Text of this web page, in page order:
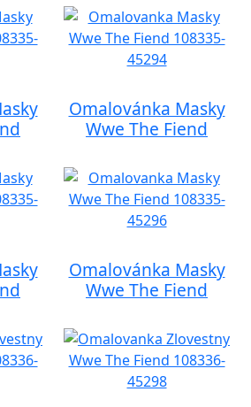
Omalovánka Masky
Wwe The Fiend
Omalovánka Masky
Wwe The Fiend